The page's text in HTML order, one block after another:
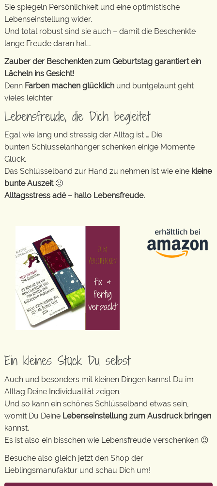
Sie spiegeln Persönlichkeit und eine optimistische
Lebenseinstellung wider.
Und total robust sind sie auch – damit die Beschenkte
lange Freude daran hat…
Zauber der Beschenkten zum Geburtstag garantiert ein
Lächeln ins Gesicht!
Denn Farben machen glücklich und buntgelaunt geht
vieles leichter.
Lebensfreude, die Dich begleitet
Egal wie lang und stressig der Alltag ist … Die
bunten Schlüsselanhänger schenken einige Momente
Glück.
Das Schlüsselband zur Hand zu nehmen ist wie eine kleine
bunte Auszeit🙂
Alltagsstress adé – hallo Lebensfreude.
Ein kleines Stück Du selbst
Auch und besonders mit kleinen Dingen kannst Du im
Alltag Deine Individualität zeigen.
Und so kann ein schönes Schlüsselband etwas sein,
womit Du Deine Lebenseinstellung zum Ausdruck bringen
kannst.
Es ist also ein bisschen wie Lebensfreude verschenken 😉
Besuche also gleich jetzt den Shop der
Lieblingsmanufaktur und schau Dich um!